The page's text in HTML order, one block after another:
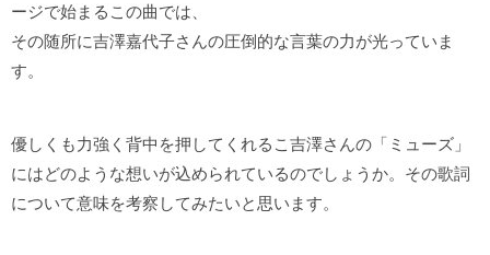
ージで始まるこの曲では、
その随所に吉澤嘉代子さんの圧倒的な言葉の力が光っていま
す。
優しくも力強く背中を押してくれるこ吉澤さんの「ミューズ」
にはどのような想いが込められているのでしょうか。その歌詞
について意味を考察してみたいと思います。